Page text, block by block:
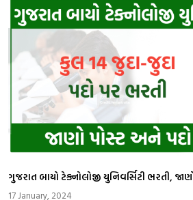
ગુજરાત બાયો ટેક્નોલોજી યુનિવર્સિટી ભરતી,
17 January, 2024